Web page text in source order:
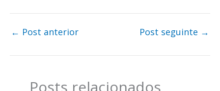
← Post anterior Post seguinte →
Posts relacionados